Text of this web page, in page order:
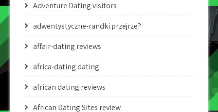
Adventure Dating visitors
adwentystyczne-randki przejrze?
affair-dating reviews
africa-dating dating
african dating reviews
African Dating Sites review